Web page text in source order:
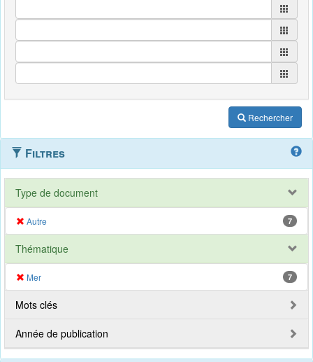
Rechercher
Filtres
Type de document
Autre 7
Thématique
Mer 7
Mots clés
Année de publication